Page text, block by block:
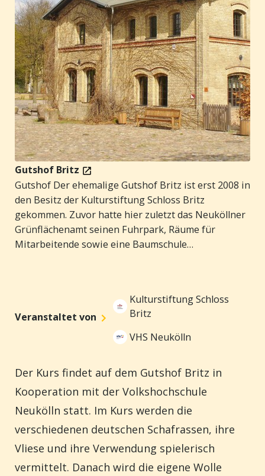
Gutshof Britz
Gutshof Der ehemalige Gutshof Britz ist erst 2008 in
den Besitz der Kulturstiftung Schloss Britz
gekommen. Zuvor hatte hier zuletzt das Neuköllner
Grünflächenamt seinen Fuhrpark, Räume für
Mitarbeitende sowie eine Baumschule
seit dem 18. Jahrhundert durch die Anlage eines
Zierparks deutlich vom "Bauernhof" abgesetzt.
Unter den letzten Besitzer:innen, der Familie Wrede,
war dann bereits die Landwirtschaft verpachtet, so
Landwirtschaft ausübten. So bilden die beiden
Bereiche Schloss/Park und Gutshof auch heute von
ihrem Charakter her gesehen eigenständige
verbunden. Auch wenn die aktuelle Nutzung von
Museum Neukölln, Musikschule Paul Hindemith und
den Konzerträumen Kulturstall und Freilichtbühne
Veranstaltet von
Kulturstiftung Schloss
Britz
VHS Neukölln
Der Kurs findet auf dem Gutshof Britz in
Kooperation mit der Volkshochschule
Neukölln statt. Im Kurs werden die
verschiedenen deutschen Schafrassen, ihre
Vliese und ihre Verwendung spielerisch
vermittelt. Danach wird die eigene Wolle